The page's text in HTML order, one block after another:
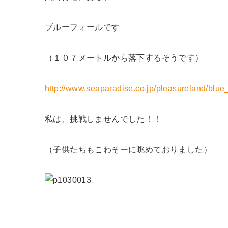
ブルーフォールです
（１０７メートルから落下するそうです）
http://www.seaparadise.co.jp/pleasureland/
私は、挑戦しませんでした！！
（子供たちもこわそーに眺めておりました）